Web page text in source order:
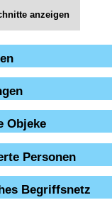
anzeigen
Objeke
Personen
Begriffsnetz